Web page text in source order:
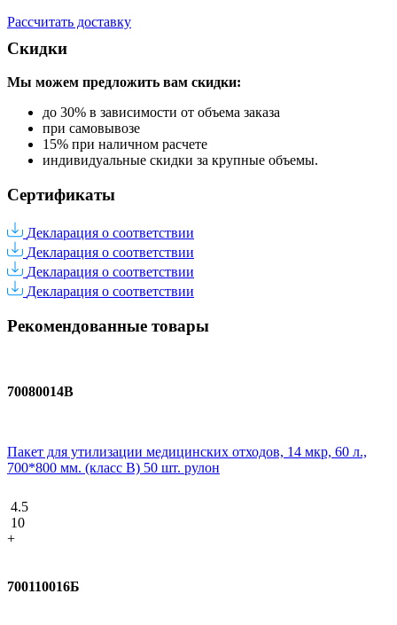
Рассчитать доставку
Скидки
Мы можем предложить вам скидки:
до 30% в зависимости от объема заказа
при самовывозе
15% при наличном расчете
индивидуальные скидки за крупные объемы.
Сертификаты
Декларация о соответствии
Декларация о соответствии
Декларация о соответствии
Декларация о соответствии
Рекомендованные товары
70080014В
Пакет для утилизации медицинских отходов, 14 мкр, 60 л.,
700*800 мм. (класс В) 50 шт. рулон
4.5
10
+
700110016Б